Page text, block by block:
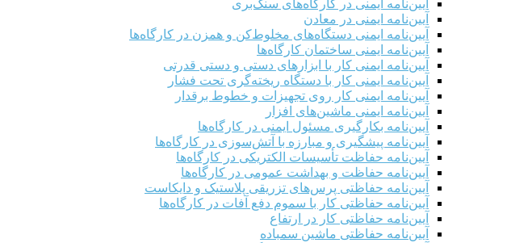
آیین‌نامه ایمنی در کارگاه‌های سنگ‌بری
آیین‌نامه ایمنی در معادن
آیین‌نامه ایمنی دستگاه‌های مخلوط‌کن و همزن در کارگاه‌ها
آیین‌نامه ایمنی ساختمان کارگاه‌ها
آیین‌نامه ایمنی کار با ابزارهای دستی و دستی قدرتی
آیین‌نامه ایمنی کار با دستگاه ریخته‌گری تحت فشار
آیین‌نامه ایمنی کار روی تجهیزات و خطوط برقدار
آیین‌نامه ایمنی ماشین‌های افزار
آیین‌نامه بکارگیری مسئول ایمنی در کارگاه‌ها
آیین‌نامه پیشگیری و مبارزه با آتش‌سوزی در کارگاه‌ها
آیین‌نامه حفاظت تأسیسات الکتریکی در کارگاه‌ها
آیین‌نامه حفاظت و بهداشت عمومی در کارگاه‌ها
آیین‌نامه حفاظتی پرس‌های تزریقی پلاستیک و دایکاست
آیین‌نامه حفاظتی کار با سموم دفع آفات در کارگاه‌ها
آیین‌نامه حفاظتی کار در ارتفاع
آیین‌نامه حفاظتی ماشین سمباده